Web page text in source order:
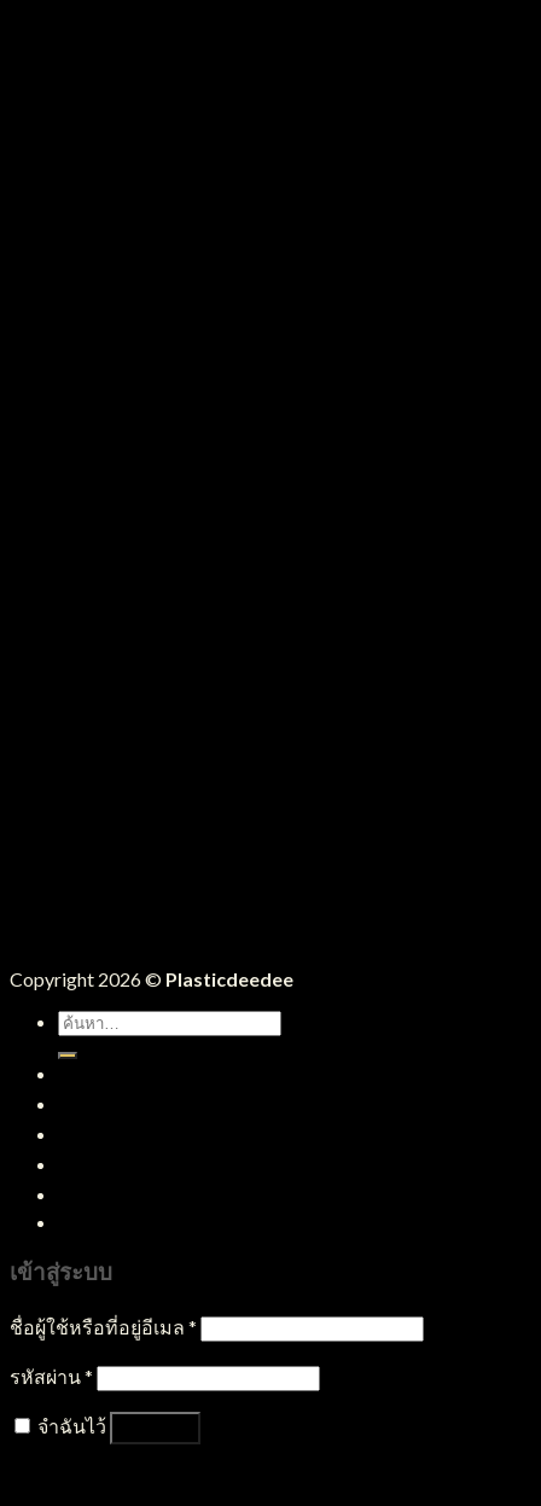
Copyright 2026 © Plasticdeedee
ค้นหา:
เข้าสู่ระบบ
ชื่อผู้ใช้หรือที่อยู่อีเมล *
รหัสผ่าน*
จำฉันไว้